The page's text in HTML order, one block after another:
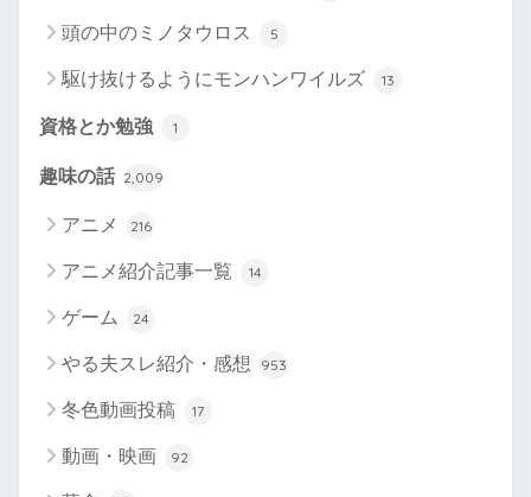
頭の中のミノタウロス 5
駆け抜けるようにモンハンワイルズ 13
資格とか勉強 1
趣味の話 2,009
アニメ 216
アニメ紹介記事一覧 14
ゲーム 24
やる夫スレ紹介・感想 953
冬色動画投稿 17
動画・映画 92